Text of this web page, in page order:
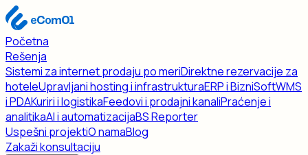
Početna
Rešenja
Sistemi za internet prodaju po meriDirektne rezervacije za
hoteleUpravljani hosting i infrastrukturaERP i BizniSoftWMS
i PDAKuriri i logistikaFeedovi i prodajni kanaliPraćenje i
analitikaAI i automatizacijaBS Reporter
Uspešni projektiO namaBlog
Zakaži konsultaciju